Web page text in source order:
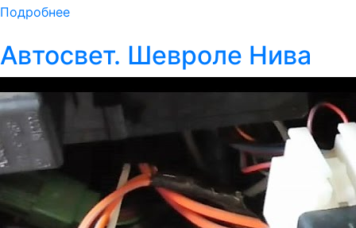
Подробнее
Автосвет. Шевроле Нива